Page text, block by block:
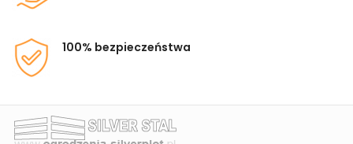
100% bezpieczeństwa